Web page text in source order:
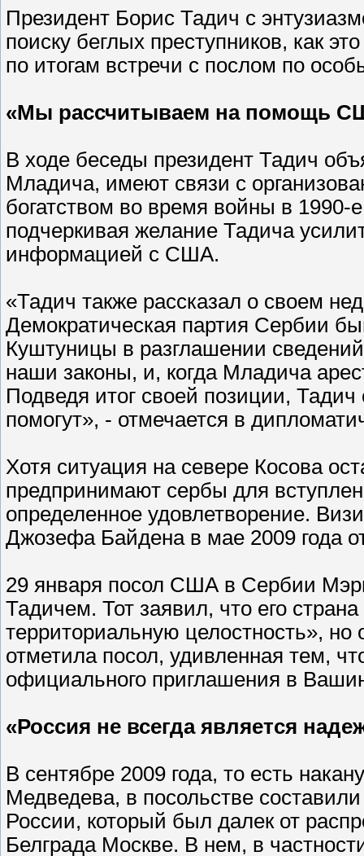
Президент Борис Тадич с
поиску беглых преступников, как
по итогам встречи с послом по
«Мы рассчитываем на помощь
В ходе беседы президент Тадич
Младича, имеют связи с
богатством во время войны в
подчеркивая желание Тадича
информацией с США.
«Тадич также рассказал о своем
Демократическая партия Сербии
Куштуницы в разглашении
наши законы, и, когда Младича
Подведя итог своей позиции,
помогут», - отмечается в
Хотя ситуация на севере Косова
предпринимают сербы для
определенное удовлетворение.
Джозефа Байдена в мае 2009 года
29 января посол США в Сербии
Тадичем. Тот заявил, что его
территориальную целостность», но
отметила посол, удивленная тем,
официального приглашения в
«Россия не всегда является
В сентябре 2009 года, то есть
Медведева, в посольстве
России, который был далек от
Белграда Москве. В нем, в